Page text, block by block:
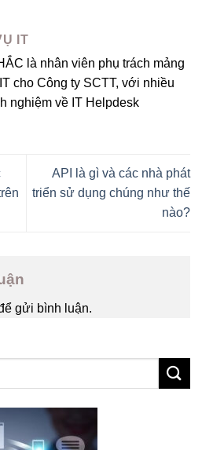
IT
là nhân viên phụ trách mảng
cho Công ty SCTT, với nhiều
nghiệm về IT Helpdesk
API là gì và các nhà phát
triển sử dụng chúng như thế
nào?
gửi bình luận.